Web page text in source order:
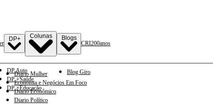
DP+
DP Auto
DP +Saúde
DP +Educação
Colunas
Diario Mulher
Economia e Negócios Em Foco
Diario Econômico
Diario Político
Blogs
Blog Giro
CRI200anos